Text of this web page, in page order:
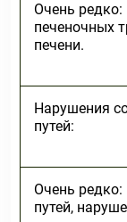
Очень
печеночных
печени.
Нарушения
путей:
Очень редко:
путей,